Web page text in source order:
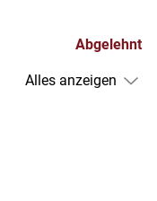
Abgelehnt
Alles anzeigen